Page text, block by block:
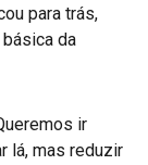
para trás,
da
ir
lá, mas reduzir